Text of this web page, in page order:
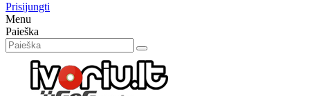
Prisijungti
Menu
Paieška